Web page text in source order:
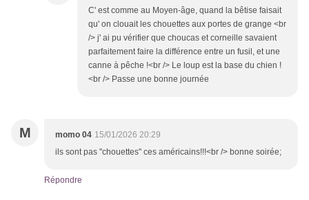
C' est comme au Moyen-âge, quand la bêtise faisait
qu' on clouait les chouettes aux portes de grange <br
/> j' ai pu vérifier que choucas et corneille savaient
parfaitement faire la différence entre un fusil, et une
canne à pêche !<br /> Le loup est la base du chien !
<br /> Passe une bonne journée
M momo 04 15/01/2026 20:29
ils sont pas "chouettes" ces américains!!!<br /> bonne soirée;
Répondre